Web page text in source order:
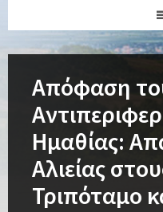
Απόφαση
Ημαθίας:
Αλιείας
Τριπόταμο